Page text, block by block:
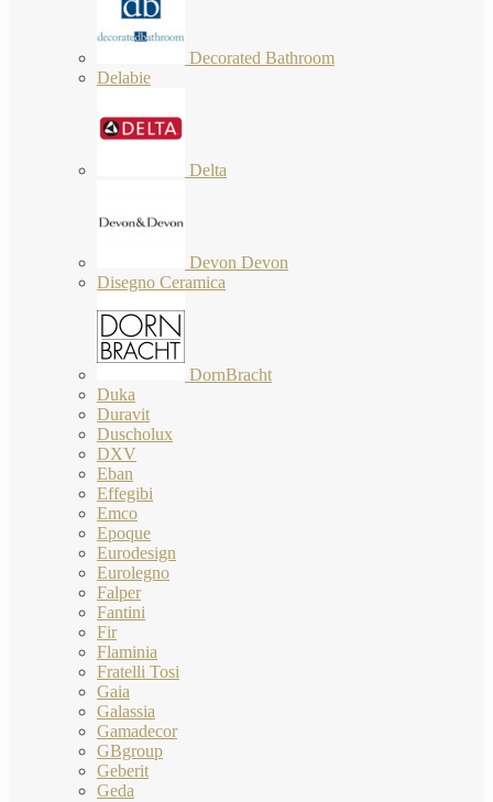
Decorated Bathroom
Delabie
Delta
Devon Devon
Disegno Ceramica
DornBracht
Duka
Duravit
Duscholux
DXV
Eban
Effegibi
Emco
Epoque
Eurodesign
Eurolegno
Falper
Fantini
Fir
Flaminia
Fratelli Tosi
Gaia
Galassia
Gamadecor
GBgroup
Geberit
Geda